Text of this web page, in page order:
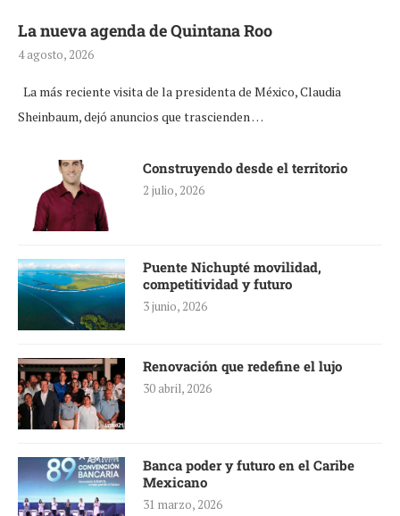
La nueva agenda de Quintana Roo
4 agosto, 2026
La más reciente visita de la presidenta de México, Claudia
Sheinbaum, dejó anuncios que trascienden …
Construyendo desde el territorio
2 julio, 2026
Puente Nichupté movilidad,
competitividad y futuro
3 junio, 2026
Renovación que redefine el lujo
30 abril, 2026
Banca poder y futuro en el Caribe
Mexicano
31 marzo, 2026